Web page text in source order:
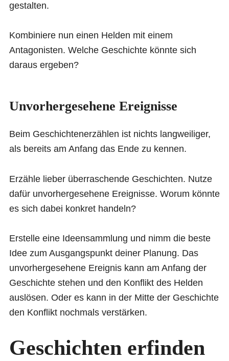
gestalten.
Kombiniere nun einen Helden mit einem
Antagonisten. Welche Geschichte könnte sich
daraus ergeben?
Unvorhergesehene Ereignisse
Beim Geschichtenerzählen ist nichts langweiliger,
als bereits am Anfang das Ende zu kennen.
Erzähle lieber überraschende Geschichten. Nutze
dafür unvorhergesehene Ereignisse. Worum könnte
es sich dabei konkret handeln?
Erstelle eine Ideensammlung und nimm die beste
Idee zum Ausgangspunkt deiner Planung. Das
unvorhergesehene Ereignis kann am Anfang der
Geschichte stehen und den Konflikt des Helden
auslösen. Oder es kann in der Mitte der Geschichte
den Konflikt nochmals verstärken.
Geschichten erfinden